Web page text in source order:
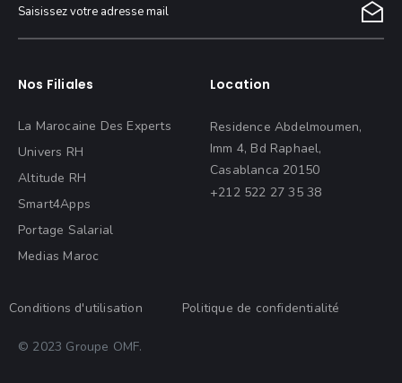
Nos Filiales
La Marocaine Des Experts
Univers RH
Altitude RH
Smart4Apps
Portage Salarial
Medias Maroc
Location
Residence Abdelmoumen,
Imm 4, Bd Raphael,
Casablanca 20150
+212 522 27 35 38
Conditions d'utilisation Politique de confidentialité
© 2023 Groupe OMF.